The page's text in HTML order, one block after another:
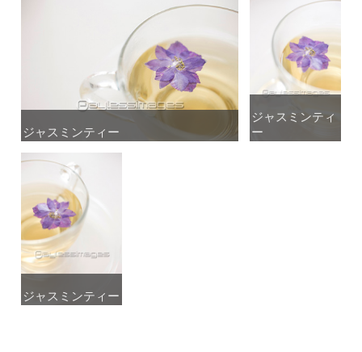
ジャスミンティー
ジャスミンティー
ジャスミンティ
ー
ジャスミンティ
ー
ジャスミンティー
ジャスミンティー